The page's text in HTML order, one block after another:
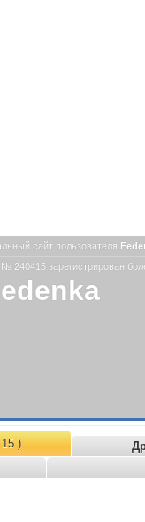
сайт пользователя
№ 240415 зарегистрирован
)